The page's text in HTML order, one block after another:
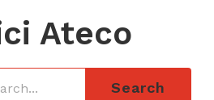
Ateco
Search